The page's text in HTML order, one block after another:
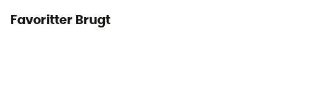
Favoritter Brugt